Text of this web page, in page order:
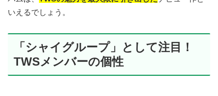
いえるでしょう。
「シャイグループ」として注目！
TWSメンバーの個性